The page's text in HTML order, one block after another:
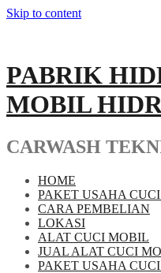
Skip to content
PABRIK
MOBIL
CARWASH
HOME
PAKET USAHA
CARA PEMBELIAN
LOKASI
ALAT CUCI MOBIL
JUAL ALAT CUCI
PAKET USAHA